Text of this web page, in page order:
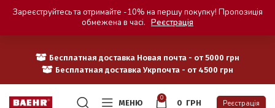
Бесплатная доставка Новая почта - от 5000 грн
Бесплатная доставка Укрпочта - от 4500 грн
МЕНЮ
0
0 ГРН Реєстрація
Зареєструйтесь та отримайте -10% на першу покупку! Пропозиція
обмежена в часі. Реєстрація